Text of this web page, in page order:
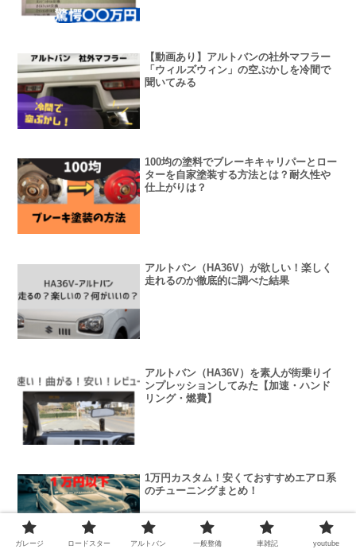
【動画あり】アルトバンの社外マフラー
「ウィルズウィン」の空ぶかしを冷間で
聞いてみる
100均の塗料でブレーキキャリパーとロー
ターを自家塗装する方法とは？耐久性や
仕上がりは？
アルトバン（HA36V）が欲しい！楽しく
走れるのか徹底的に調べた結果
アルトバン（HA36V）を素人が街乗りイ
ンプレッションしてみた【加速・ハンド
リング・燃費】
1万円カスタム！安くておすすめエアロ系
のチューニングまとめ！
ガレージ ロードスター アルトバン 一般整備 車雑記 youtube